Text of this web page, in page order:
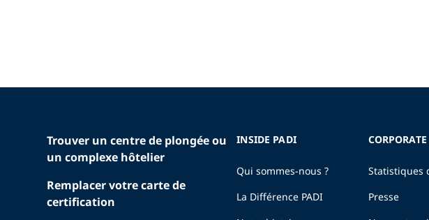
Trouver un centre de plongée ou
un complexe hôtelier
Remplacer votre carte de
certification
INSIDE PADI
Qui sommes-nous ?
La Différence PADI
Statistiques
Presse